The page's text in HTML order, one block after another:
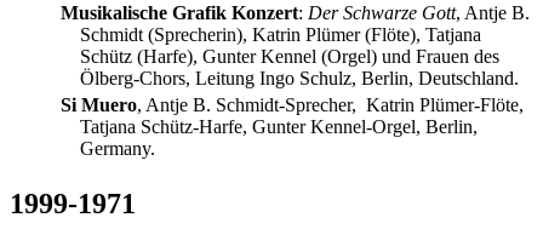
Musikalische Grafik Konzert: Der Schwarze Gott, Antje B.
Schmidt (Sprecherin), Katrin Plümer (Flöte), Tatjana
Schütz (Harfe), Gunter Kennel (Orgel) und Frauen des
Ölberg-Chors, Leitung Ingo Schulz, Berlin, Deutschland.
Si Muero, Antje B. Schmidt-Sprecher, Katrin Plümer-Flöte,
Tatjana Schütz-Harfe, Gunter Kennel-Orgel, Berlin,
Germany.
1999-1971